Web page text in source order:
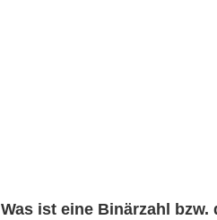
Was ist eine Binärzahl